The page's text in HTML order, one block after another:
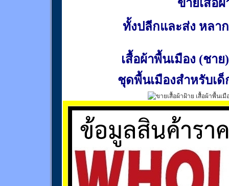
ขายเสื้อผ้
ทั้งปลีกและส่ง หลา
เสื้อผ้าพื้นเมือง (ชาย)
ชุดพื้นเมืองสำหรับเด็